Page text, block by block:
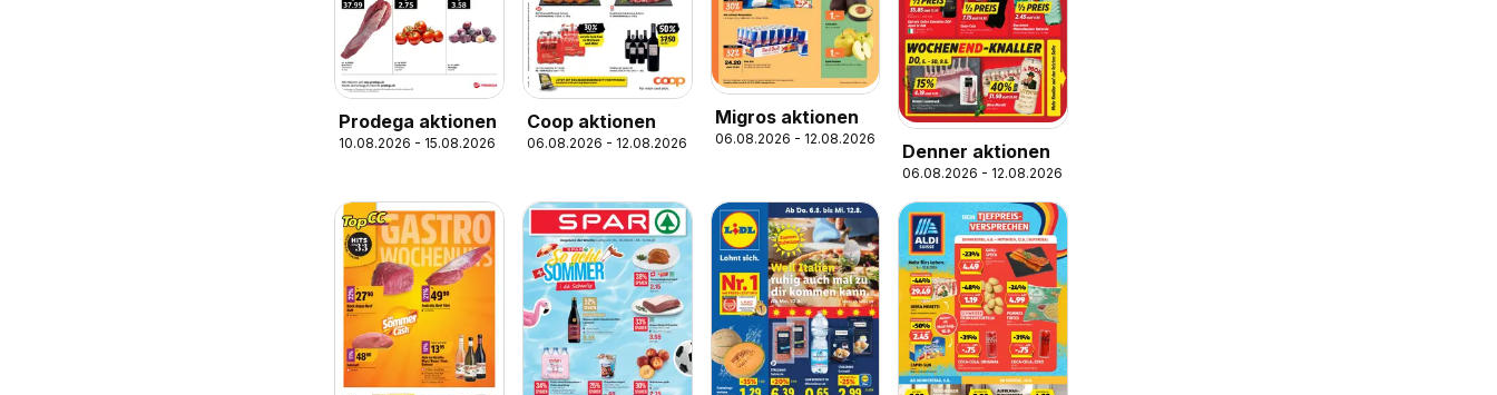
Prodega aktionen
10.08.2026 - 15.08.2026
Coop aktionen
06.08.2026 - 12.08.2026
Migros aktionen
06.08.2026 - 12.08.2026
Denner aktionen
06.08.2026 - 12.08.2026